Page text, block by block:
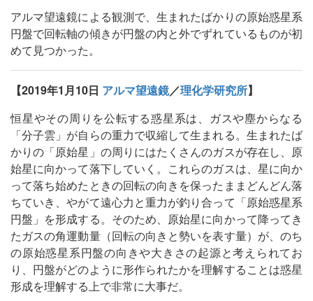
アルマ望遠鏡による観測で、生まれたばかりの原始惑星系
円盤で回転軸の傾きが円盤の内と外でずれているものが初
めて見つかった。
【2019年1月10日 アルマ望遠鏡／理化学研究所】
恒星やその周りを公転する惑星系は、ガスや塵からなる
「分子雲」が自らの重力で収縮して生まれる。生まれたば
かりの「原始星」の周りにはたくさんのガスが存在し、原
始星に向かって落下していく。これらのガスは、星に向か
って落ち始めたときの回転の向きを保ったままどんどん落
ちていき、やがて遠心力と重力が釣り合って「原始惑星系
円盤」を形成する。そのため、原始星に向かって降ってき
たガスの角運動量（回転の向きと勢いを表す量）が、のち
の原始惑星系円盤の向きや大きさの起源と考えられてお
り、円盤がどのように形作られたかを理解することは惑星
形成を理解する上で非常に大事だ。